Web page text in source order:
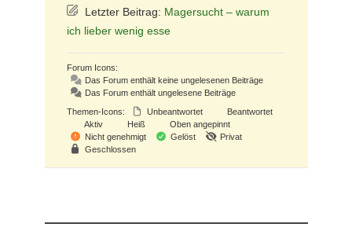
Letzter Beitrag: Magersucht – warum
ich lieber wenig esse
Forum Icons:
Das Forum enthält keine ungelesenen Beiträge
Das Forum enthält ungelesene Beiträge
Themen-Icons:
Unbeantwortet
Beantwortet
Aktiv
Heiß
Oben angepinnt
Nicht genehmigt
Gelöst
Privat
Geschlossen